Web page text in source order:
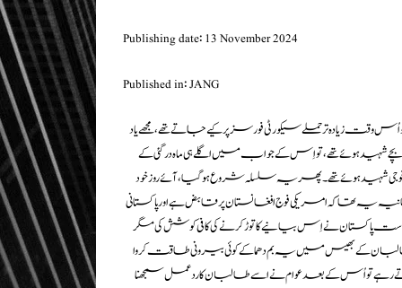
Publishing date: 13 November 2024
Published in: JANG
وقت زیادہ تر حملے سیکورٹی فورسز پر کیے جاتے تھے، مجھے یاد
ایک مدرسے پر امریکی ڈرون حملہ کیا گیا تھا جس میں 69معصوم بچے شہید ہوئے تھے، تو اِس کے جواب میں اگلے ہی ماہ درگئی کے
میں پاکستانی فوجیوں کے ایک قافلے پر خود کُش حملہ ہوا تھا جس میں 42 فوجی شہید ہوئے تھے۔ پھر یہ سلسلہ شروع ہو گیا، آئے روز خود
یہ تھا کہ امریکی فوج افغانستان پر قابض ہے اور پاکستانی
پاکستان نے اِس بیانیے کا توڑ کرنے کی کافی کوشش کی مگر
کے بھیس میں یہ بم دھماکے کوئی بیرونی طاقت کروا
تو اُس کے بعد عوام نے اسے طالبان کا ردعمل سمجھنا